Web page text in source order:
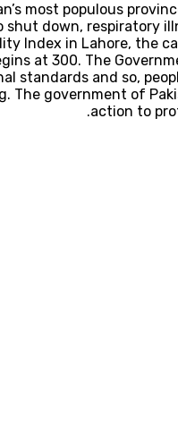
most populous
down, respiratory
Index in Lahore,
at 300. The
standards and so,
The government of
action to